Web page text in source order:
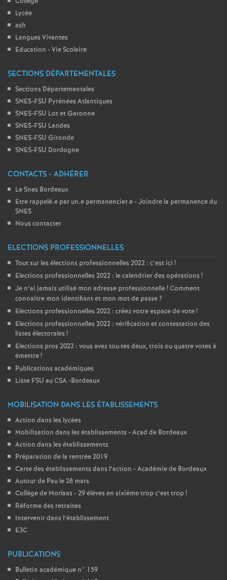
Lycée
ash
Langues Vivantes
Education - Vie Scolaire
SECTIONS DÉPARTEMENTALES
Sections Départementales
SNES-FSU Pyrénées Atlantiques
SNES-FSU Lot et Garonne
SNES-FSU Landes
SNES-FSU Gironde
SNES-FSU Dordogne
CONTACTS - ADHÉRER
Le Snes Bordeaux
Etre rappelé.e par un.e permanencier.e - Joindre la permanence du
SNES
Nous contacter
ELECTIONS PROFESSIONNELLES
Tout sur les élections professionnelles 2022 : c’est ici !
Elections professionnelles 2022 : le calendrier des opérations !
Je n’ai jamais utilisé mon adresse professionnelle! Comment
connaître mon identifiant et mon mot de passe?
Elections professionnelles 2022 : créez votre espace de vote!
Elections professionnelles 2022 : vérification et contestation des
listes électorales !
Elections pros 2022 : vous avez tou·tes deux, trois ou quatre votes à
émettre!
Publications académiques
Liste FSU au CSA -Bordeaux
MOBILISATION DANS LES ÉTABLISSEMENTS
Action dans les lycées
Mobilisation dans les établissements - Acad de Bordeaux
Action dans les établissements
Préparation de la rentrée 2019
Carte des établissements dans l’action - Académie de Bordeaux
Autour de Pau le 28 mars
Collège de Morlaas - 29 élèves en sixième trop c’est trop!
Réforme des retraites
Intervenir dans l’établissement
E3C
PUBLICATIONS
Bulletin académique n° 159